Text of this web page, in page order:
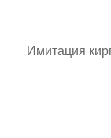
Имитация